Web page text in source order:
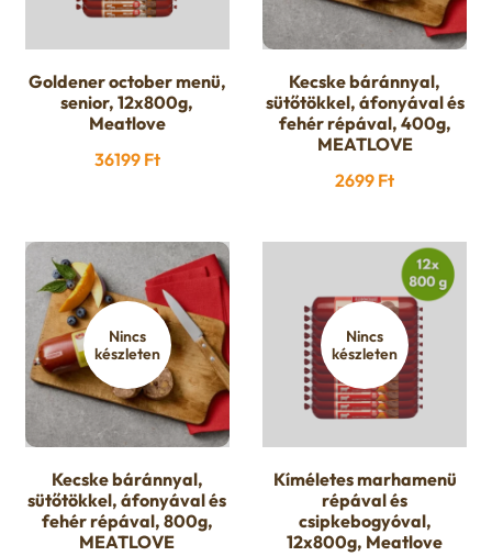
Goldener october menü,
senior, 12x800g,
Meatlove
36199 Ft
Kecske báránnyal,
sütőtökkel, áfonyával és
fehér répával, 400g,
MEATLOVE
2699 Ft
Nincs
készleten
Kecske báránnyal,
sütőtökkel, áfonyával és
fehér répával, 800g,
MEATLOVE
Nincs
készleten
Kíméletes marhamenü
répával és
csipkebogyóval,
12x800g, Meatlove